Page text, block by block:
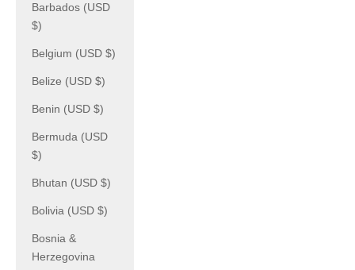
Barbados (USD
$)
Belgium (USD $)
Belize (USD $)
Benin (USD $)
Bermuda (USD
$)
Bhutan (USD $)
Bolivia (USD $)
Bosnia &
Herzegovina